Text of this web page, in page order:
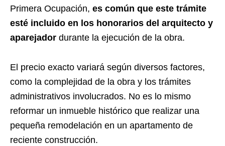
Primera Ocupación, es común que este trámite
esté incluido en los honorarios del arquitecto y
aparejador durante la ejecución de la obra.
El precio exacto variará según diversos factores,
como la complejidad de la obra y los trámites
administrativos involucrados. No es lo mismo
reformar un inmueble histórico que realizar una
pequeña remodelación en un apartamento de
reciente construcción.